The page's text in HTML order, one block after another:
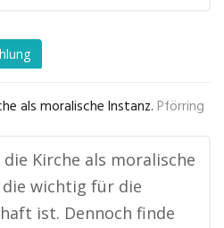
als moralische Instanz. Pförring
die Kirche als moralische
die wichtig für die
ist. Dennoch finde